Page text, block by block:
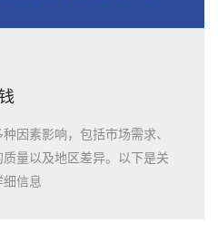
因素影响，包括市场需求、
量以及地区差异。以下是关
信息